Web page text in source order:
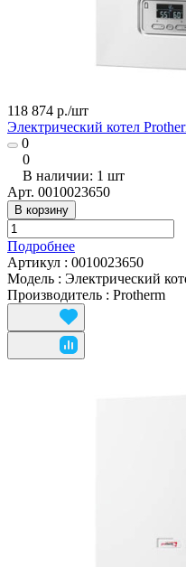
118 874 р./шт
Электрический котел
0
0
В наличии: 1 шт
Арт. 0010023650
В корзину
Подробнее
Артикул : 0010023650
Модель : Электрический
Производитель : Protherm